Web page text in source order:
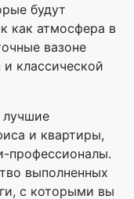
будут
как атмосфера в
вазоне
классической
лучшие
и квартиры,
профессионалы.
выполненных
с которыми вы